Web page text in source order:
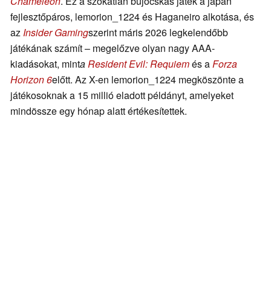
fejlesztőpáros, lemorion_1224 és Haganeiro alkotása, és
azInsider Gamingszerint máris 2026 legkelendőbb
játékának számít – megelőzve olyan nagy AAA-
kiadásokat, mintaResident Evil: Requiemés aForza
Horizon 6előtt. Az X-en lemorion_1224 megköszönte a
játékosoknak a 15 millió eladott példányt, amelyeket
mindössze egy hónap alatt értékesítettek.